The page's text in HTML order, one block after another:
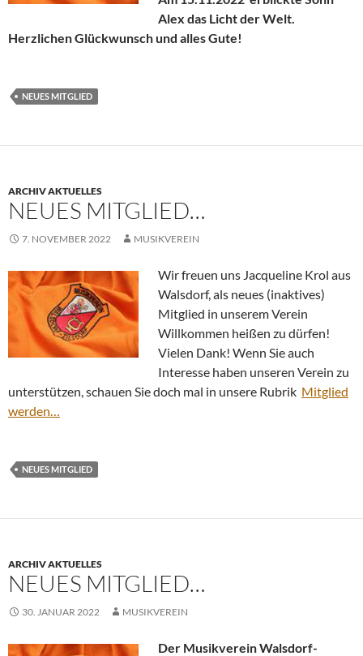
Alex das Licht der Welt.
Herzlichen Glückwunsch und alles Gute!
NEUES MITGLIED
ARCHIV AKTUELLES
NEUES MITGLIED…
7. NOVEMBER 2022 MUSIKVEREIN
Wir freuen uns Jacqueline Krol aus
Walsdorf, als neues (inaktives)
Mitglied in unserem Verein
Willkommen heißen zu dürfen!
Vielen Dank! Wenn Sie auch
Interesse haben unseren Verein zu
unterstützen, schauen Sie doch mal in unsere Rubrik Mitglied
werden…
NEUES MITGLIED
ARCHIV AKTUELLES
NEUES MITGLIED…
30. JANUAR 2022 MUSIKVEREIN
Der Musikverein Walsdorf-